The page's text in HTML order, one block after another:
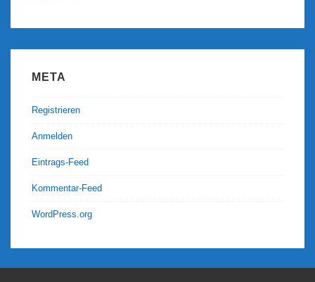
META
Registrieren
Anmelden
Eintrags-Feed
Kommentar-Feed
WordPress.org